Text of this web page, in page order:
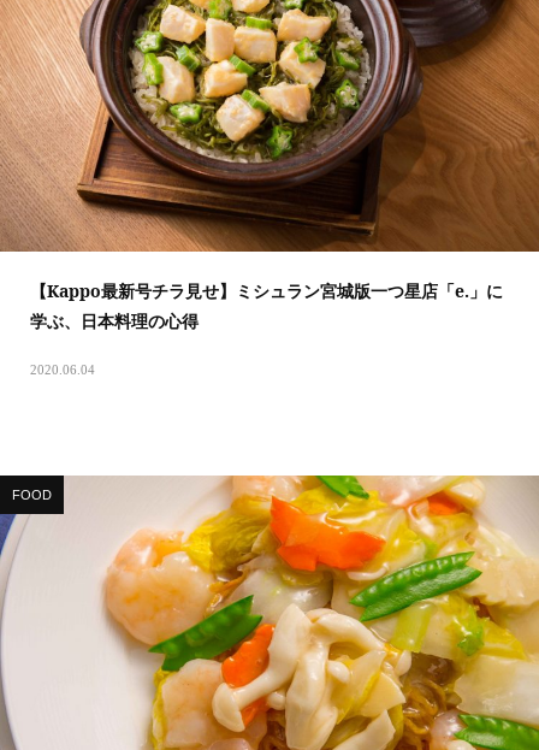
【Kappo最新号チラ見せ】ミシュラン宮城版一つ星店「e.」に
学ぶ、日本料理の心得
2020.06.04
FOOD